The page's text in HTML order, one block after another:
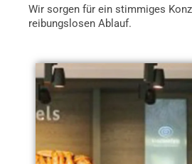
Wir sorgen für ein stimmiges
reibungslosen Ablauf.